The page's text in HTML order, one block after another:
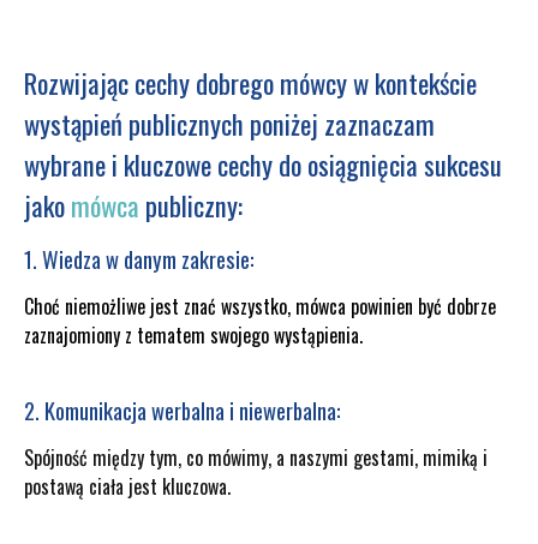
Rozwijając cechy dobrego mówcy w kontekście
wystąpień publicznych poniżej zaznaczam
wybrane i kluczowe cechy do osiągnięcia sukcesu
jakomówca publiczny:
1. Wiedza w danym zakresie:
Choć niemożliwe jest znać wszystko, mówca powinien być dobrze
zaznajomiony z tematem swojego wystąpienia.
2. Komunikacja werbalna i niewerbalna:
Spójność między tym, co mówimy, a naszymi gestami, mimiką i
postawą ciała jest kluczowa.